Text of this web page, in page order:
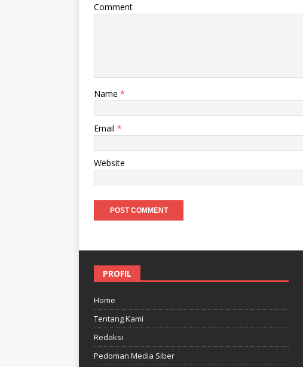
Comment
Name *
Email *
Website
PROFIL
Home
Tentang Kami
Redaksi
Pedoman Media Siber